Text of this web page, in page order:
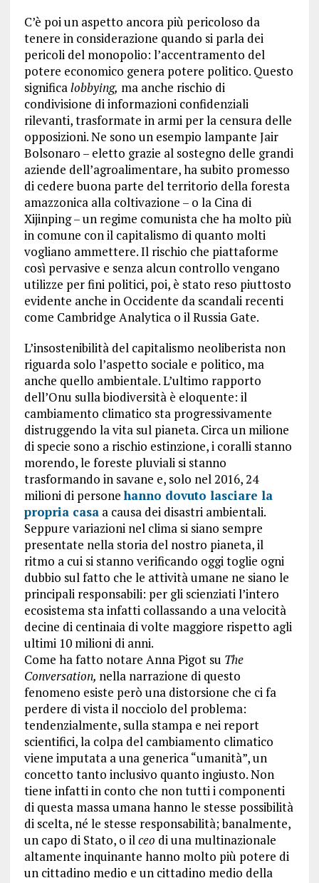
C’è poi un aspetto ancora più pericoloso da
tenere in considerazione quando si parla dei
pericoli del monopolio: l’accentramento del
potere economico genera potere politico. Questo
significalobbying, ma anche rischio di
condivisione di informazioni confidenziali
rilevanti, trasformate in armi per la censura delle
opposizioni. Ne sono un esempio lampante Jair
Bolsonaro – eletto grazie al sostegno delle grandi
aziende dell’agroalimentare, ha subito promesso
di cedere buona parte del territorio della foresta
amazzonica alla coltivazione – o la Cina di
Xijinping – un regime comunista che ha molto più
in comune con il capitalismo di quanto molti
vogliano ammettere. Il rischio che piattaforme
così pervasive e senza alcun controllo vengano
utilizze per fini politici, poi, è stato reso piuttosto
evidente anche in Occidente da scandali recenti
come Cambridge Analytica o il Russia Gate.
L’insostenibilità del capitalismo neoliberista non
riguarda solo l’aspetto sociale e politico, ma
anche quello ambientale. L’ultimo rapporto
dell’Onu sulla biodiversità è eloquente: il
cambiamento climatico sta progressivamente
distruggendo la vita sul pianeta. Circa un milione
di specie sono a rischio estinzione, i coralli stanno
morendo, le foreste pluviali si stanno
trasformando in savane e, solo nel 2016, 24
milioni di personehanno dovuto lasciare la
propria casaa causa dei disastri ambientali.
Seppure variazioni nel clima si siano sempre
presentate nella storia del nostro pianeta, il
ritmo a cui si stanno verificando oggi toglie ogni
dubbio sul fatto che le attività umane ne siano le
principali responsabili: per gli scienziati l’intero
ecosistema sta infatti collassando a una velocità
decine di centinaia di volte maggiore rispetto agli
ultimi 10 milioni di anni.
Come ha fatto notare Anna Pigot su The
Conversation, nella narrazione di questo
fenomeno esiste però una distorsione che ci fa
perdere di vista il nocciolo del problema:
tendenzialmente, sulla stampa e nei report
scientifici, la colpa del cambiamento climatico
viene imputata a una generica “umanità”, un
concetto tanto inclusivo quanto ingiusto. Non
tiene infatti in conto che non tutti i componenti
di questa massa umana hanno le stesse possibilità
di scelta, né le stesse responsabilità; banalmente,
un capo di Stato, o ilceo di una multinazionale
altamente inquinante hanno molto più potere di
un cittadino medio e un cittadino medio della